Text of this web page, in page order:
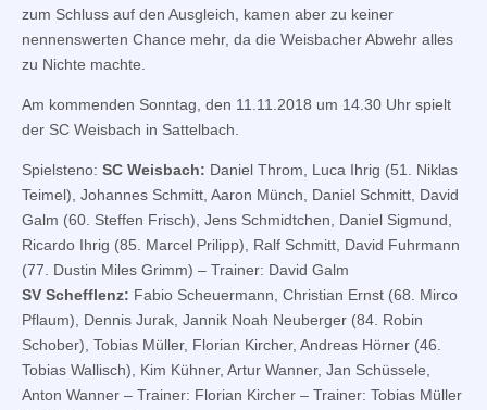
zum Schluss auf den Ausgleich, kamen aber zu keiner
nennenswerten Chance mehr, da die Weisbacher Abwehr alles
zu Nichte machte.
Am kommenden Sonntag, den 11.11.2018 um 14.30 Uhr spielt
der SC Weisbach in Sattelbach.
Spielsteno: SC Weisbach: Daniel Throm, Luca Ihrig (51. Niklas
Teimel), Johannes Schmitt, Aaron Münch, Daniel Schmitt, David
Galm (60. Steffen Frisch), Jens Schmidtchen, Daniel Sigmund,
Ricardo Ihrig (85. Marcel Prilipp), Ralf Schmitt, David Fuhrmann
(77. Dustin Miles Grimm) – Trainer: David Galm
SV Schefflenz: Fabio Scheuermann, Christian Ernst (68. Mirco
Pflaum), Dennis Jurak, Jannik Noah Neuberger (84. Robin
Schober), Tobias Müller, Florian Kircher, Andreas Hörner (46.
Tobias Wallisch), Kim Kühner, Artur Wanner, Jan Schüssele,
Anton Wanner – Trainer: Florian Kircher – Trainer: Tobias Müller